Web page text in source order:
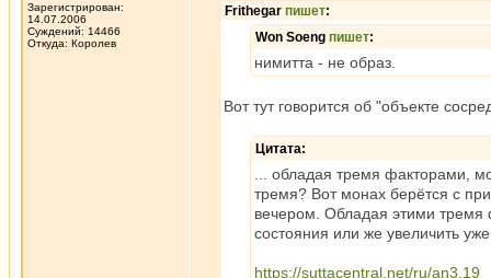
Зарегистрирован:
14.07.2006
Суждений: 14466
Откуда: Королев
Frithegar пишет:
Won Soeng пишет:
нимитта - не образ.
Вот тут говорится об "объекте
Цитата:
... обладая тремя факторами,
тремя? Вот монах берётся с
вечером. Обладая этими тремя
состояния или же увеличить
https://suttacentral.net/ru/an3.19